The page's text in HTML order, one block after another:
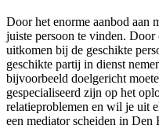
Door het enorme aanbod aan
juiste persoon te vinden. Door
uitkomen bij de geschikte
geschikte partij in dienst
bijvoorbeeld doelgericht
gespecialiseerd zijn op het
relatieproblemen en wil je uit
een mediator scheiden in Den